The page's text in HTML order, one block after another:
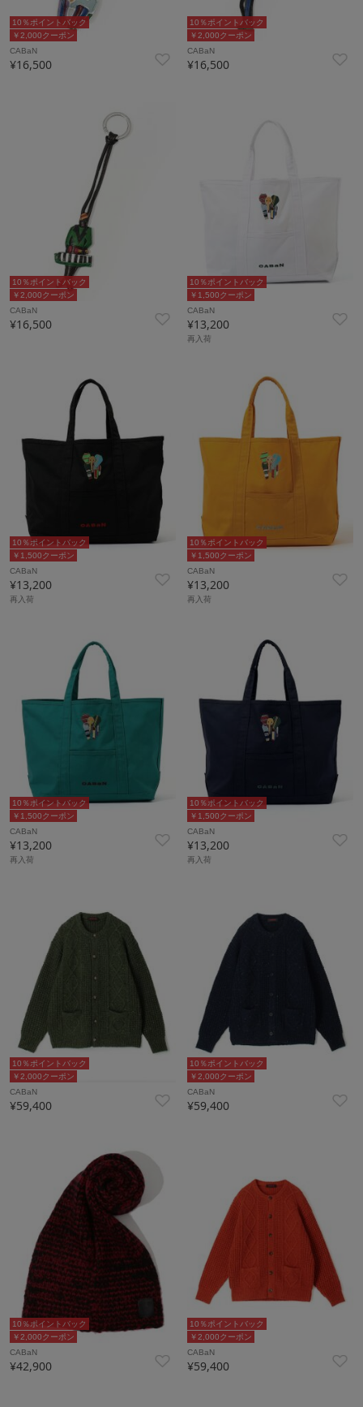
￥2,000クーポン
10％ポイントバック
CABaN
¥16,500
￥2,000クーポン
10％ポイントバック
CABaN
¥16,500
￥2,000クーポン
10％ポイントバック
CABaN
¥16,500
￥1,500クーポン
10％ポイントバック
CABaN
¥13,200
再入荷
￥1,500クーポン
10％ポイントバック
CABaN
¥13,200
再入荷
￥1,500クーポン
10％ポイントバック
CABaN
¥13,200
再入荷
￥1,500クーポン
10％ポイントバック
CABaN
¥13,200
再入荷
￥1,500クーポン
10％ポイントバック
CABaN
¥13,200
再入荷
￥2,000クーポン
10％ポイントバック
CABaN
¥59,400
￥2,000クーポン
10％ポイントバック
CABaN
¥59,400
￥2,000クーポン
10％ポイントバック
CABaN
¥42,900
￥2,000クーポン
10％ポイントバック
CABaN
¥59,400